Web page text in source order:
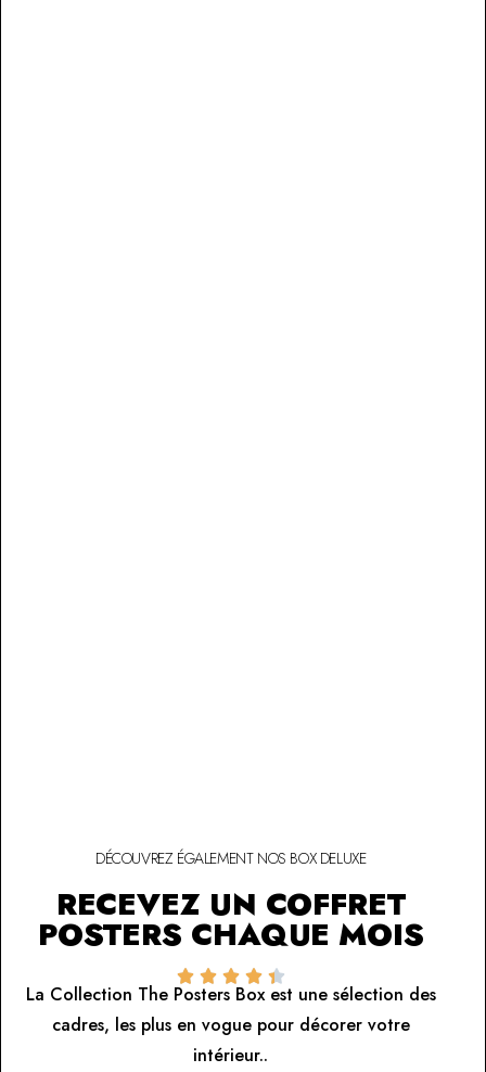
DÉCOUVREZ ÉGALEMENT NOS BOX DELUXE
RECEVEZ UN COFFRET
POSTERS CHAQUE MOIS
    
La Collection The Posters Box est une sélection des
cadres, les plus en vogue pour décorer votre
intérieur..